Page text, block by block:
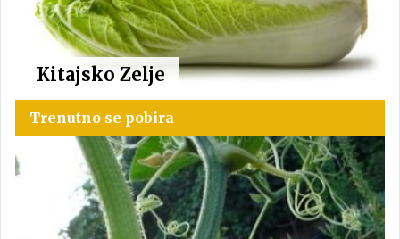
Kitajsko Zelje
Trenutno se pobira